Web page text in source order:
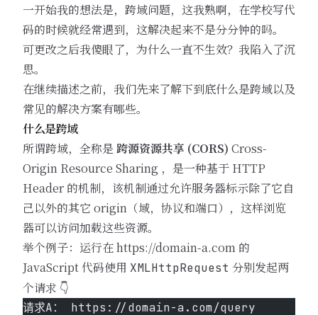
一开始我的想法是，跨域问题，这我熟啊，在学校写代
码的时候就经常遇到，这解决起来不是分分钟的吗。
可更改之后我傻眼了，为什么一直不生效？我陷入了沉
思。
在继续描述之前，我们先来了解下到底什么是跨域以及
常见的解决方案有哪些。
什么是跨域
所谓跨域，全称是 跨源资源共享 (CORS) Cross-
Origin Resource Sharing ，是一种基于 HTTP
Header 的机制，该机制通过允许服务器标示除了它自
己以外的其它 origin（域，协议和端口），这样浏览
器可以访问加载这些资源。
举个例子：运行在https://domain-a.com 的
JavaScript 代码使用 XMLHttpRequest 分别发起两
个请求 👇
请求A： https://domain-a.com/query